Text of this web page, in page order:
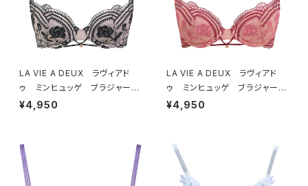
LA VIE A DEUX ラヴィアド
ゥ ミンヒュッゲ ブラジャー
（ブラック）BRA BLACK 2249
¥4,950
LA VIE A DEUX ラヴィアド
ゥ ミンヒュッゲ ブラジャー
（ヒュッゲオレンジ）BRA HYGG
¥4,950